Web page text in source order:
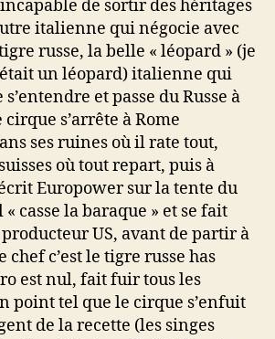
de sortir des héritages
italienne qui négocie avec
russe, la belle « léopard » (je
un léopard) italienne qui
et passe du Russe à
s’arrête à Rome
ses ruines où il rate tout,
où tout repart, puis à
Europower sur la tente du
casse la baraque » et se fait
US, avant de partir à
chef c’est le tigre russe has
est nul, fait fuir tous les
point tel que le cirque s’enfuit
de la recette (les singes